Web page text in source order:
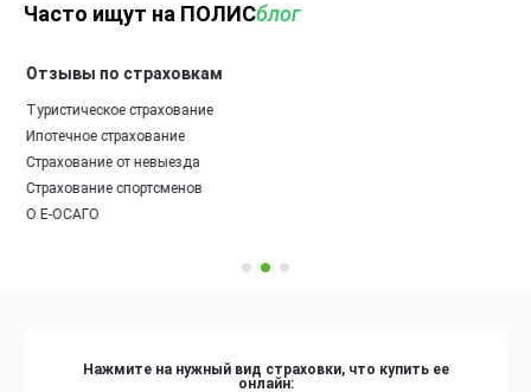
Часто ищут на ПОЛИСблог
Отзывы по страховкам
Туристическое страхование
Ипотечное страхование
Страхование от невыезда
Страхование спортсменов
О Е-ОСАГО
Нажмите на нужный вид страховки, что купить ее
онлайн: